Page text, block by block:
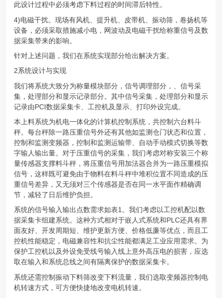
此设计过程中必须考虑下料过程的时间滞后特性。
4)电磁干扰。现场有风机、提升机、皮带机、振动筛，卷扬机等
设备，必须采取措施减小电，网波动及电磁干扰给称重信号及数
据采集带来的影响。
针对上述问题，我们在系统实现部分给出解决方案。
2系统设计与实现
我们将系统大致分为称量模块部分，信号调理部分，、信号采
集，处理部分和显示记录部分。其中信号采集，处理部分和显示
记录由PCI数据采集卡、工控机及显示、打印外设完成。
本上料系统为机电一体化的计算机控制系统，共控制六台料斗
秤。每台秤除一路压重信号外还有其他如监测仓门状态和位置，
控制和监测变频器，控制和监测运输带、自动手动模式切换等数
字输人输出量。对于压重信号的采集，我们考虑对称安装三个称
量传感器支撑料斗秤，将压重信号用加法器合并为一路压重模拟
信号，这样既可避免由于物料在料斗秤中堆积位置不同造成的压
重信号差异，又无须对三个传感器是否在同一水平面作精确调
节，减轻了日后维护负担。
系统的信号输入输出点数需求如表1。我们考虑以工控机配以数
据采集卡组建系统。这种方式相对于嵌人式系统和PLC还具有界
面友好、开发周期短、维护更新方便、价格低廉等优点，而且工
控机性能稳定，电磁兼容性和抗尘性能都满足工业应用需求。为
保护工控机以及外设免受线号输入线上意外高压电的损害，应选
取在输入和系统总线之间有隔离保护的数据采集卡。
系统还需控制振动下料筛改变下料流量，我们选取变频器控制电
机转速方式，可方便快捷地改变电机转速。